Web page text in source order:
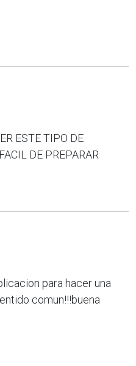
ESTE TIPO DE
DE PREPARAR
para hacer una
comun!!!buena